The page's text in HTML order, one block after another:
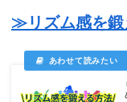
≫リズム感を鍛